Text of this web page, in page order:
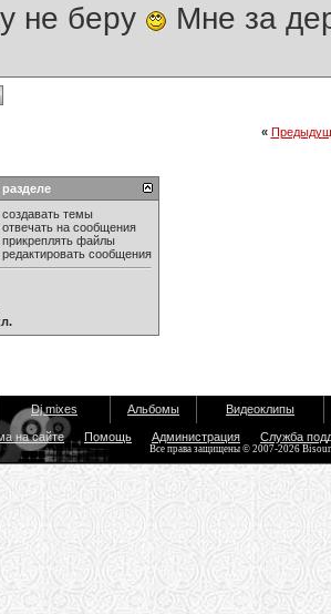
не беру Мне за
«
создавать темы
отвечать на сообщения
прикреплять файлы
редактировать сообщения
Dj mixes Альбомы Видеоклипы
на сайте Помощь Администрация Служба
Все права защищены © 2007-2026